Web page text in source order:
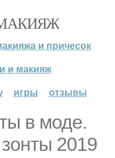
и причесок
и макияж
игры отзывы
в моде.
2019